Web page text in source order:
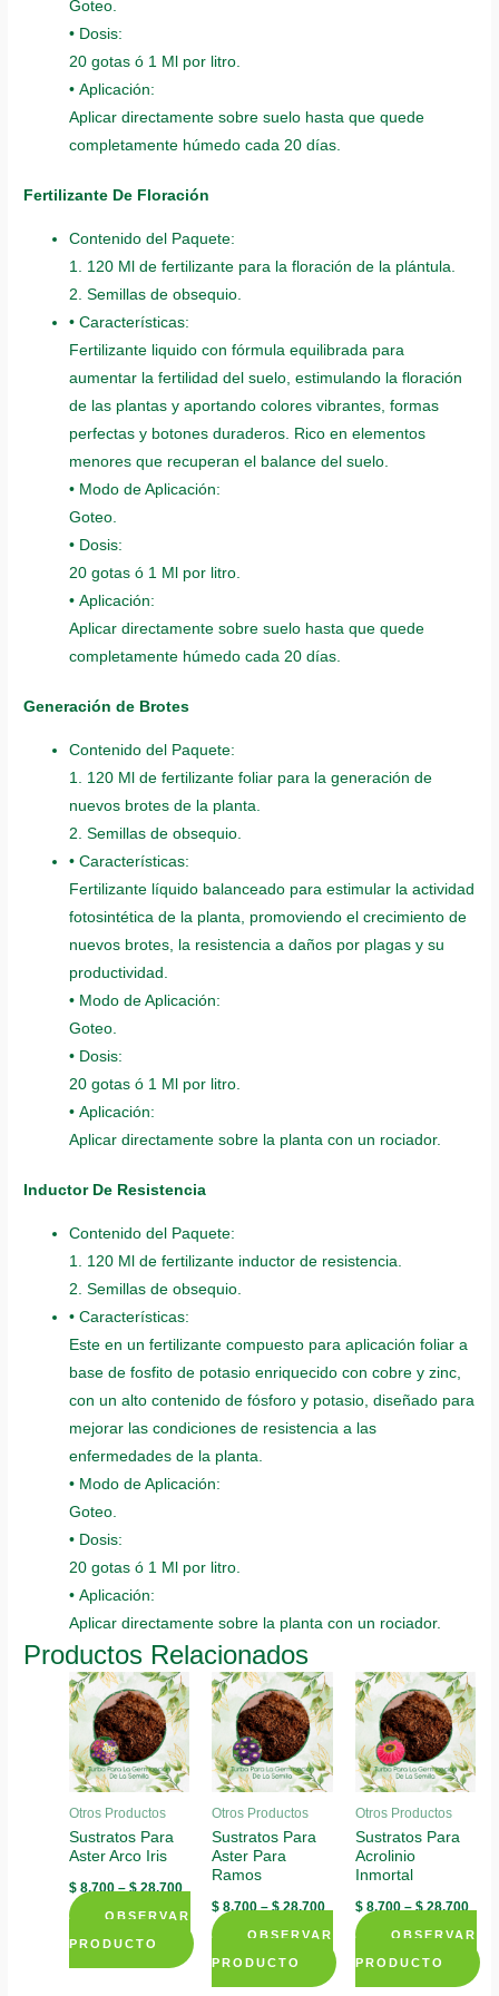
Goteo.
• Dosis:
20 gotas ó 1 Ml por litro.
• Aplicación:
Aplicar directamente sobre suelo hasta que quede
completamente húmedo cada 20 días.
Fertilizante De Floración
Contenido del Paquete:
1. 120 Ml de fertilizante para la floración de la plántula.
2. Semillas de obsequio.
• Características:
Fertilizante liquido con fórmula equilibrada para
aumentar la fertilidad del suelo, estimulando la floración
de las plantas y aportando colores vibrantes, formas
perfectas y botones duraderos. Rico en elementos
menores que recuperan el balance del suelo.
• Modo de Aplicación:
Goteo.
• Dosis:
20 gotas ó 1 Ml por litro.
• Aplicación:
Aplicar directamente sobre suelo hasta que quede
completamente húmedo cada 20 días.
Generación de Brotes
Contenido del Paquete:
1. 120 Ml de fertilizante foliar para la generación de
nuevos brotes de la planta.
2. Semillas de obsequio.
• Características:
Fertilizante líquido balanceado para estimular la actividad
fotosintética de la planta, promoviendo el crecimiento de
nuevos brotes, la resistencia a daños por plagas y su
productividad.
• Modo de Aplicación:
Goteo.
• Dosis:
20 gotas ó 1 Ml por litro.
• Aplicación:
Aplicar directamente sobre la planta con un rociador.
Inductor De Resistencia
Contenido del Paquete:
1. 120 Ml de fertilizante inductor de resistencia.
2. Semillas de obsequio.
• Características:
Este en un fertilizante compuesto para aplicación foliar a
base de fosfito de potasio enriquecido con cobre y zinc,
con un alto contenido de fósforo y potasio, diseñado para
mejorar las condiciones de resistencia a las
enfermedades de la planta.
• Modo de Aplicación:
Goteo.
• Dosis:
20 gotas ó 1 Ml por litro.
• Aplicación:
Aplicar directamente sobre la planta con un rociador.
Productos Relacionados
Otros Productos
Sustratos Para
Aster Arco Iris
$ 8.700–$28.700
OBSERVAR
PRODUCTO
This
Otros Productos
Sustratos Para
Aster Para
Ramos
$ 8.700–$28.700
OBSERVAR
PRODUCTO
This
Otros Productos
Sustratos Para
Acrolinio
Inmortal
$8.700–$28.700
OBSERVAR
PRODUCTO
This